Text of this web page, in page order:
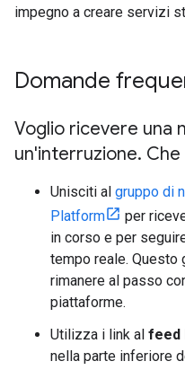
impegno a creare servizi
Domande
Voglio ricevere una
un'interruzione.
Unisciti al gruppo di
Platform
per
in corso e per
tempo reale. Questo
rimanere al passo
piattaforme.
Utilizza i link al feed
nella parte inferiore